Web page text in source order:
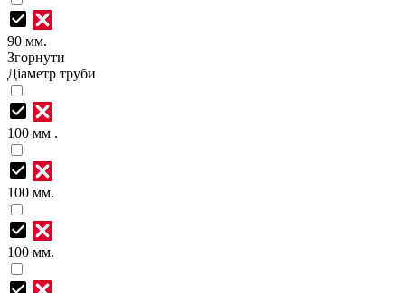
90 мм.
Згорнути
Діаметр труби
100 мм .
100 мм.
100 мм.